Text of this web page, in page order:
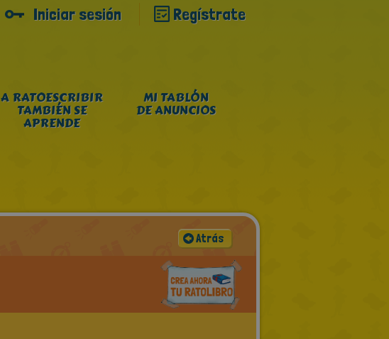
Iniciar sesión Regístrate
A RATOESCRIBIR
TAMBIÉN SE
APRENDE
MI TABLÓN
DE ANUNCIOS
Atrás